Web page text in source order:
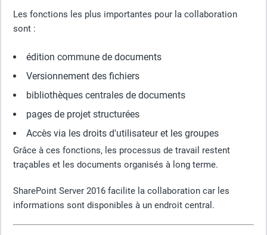
Les fonctions les plus importantes pour la collaboration
sont :
édition commune de documents
Versionnement des fichiers
bibliothèques centrales de documents
pages de projet structurées
Accès via les droits d'utilisateur et les groupes
Grâce à ces fonctions, les processus de travail restent
traçables et les documents organisés à long terme.
SharePoint Server 2016 facilite la collaboration car les
informations sont disponibles à un endroit central.